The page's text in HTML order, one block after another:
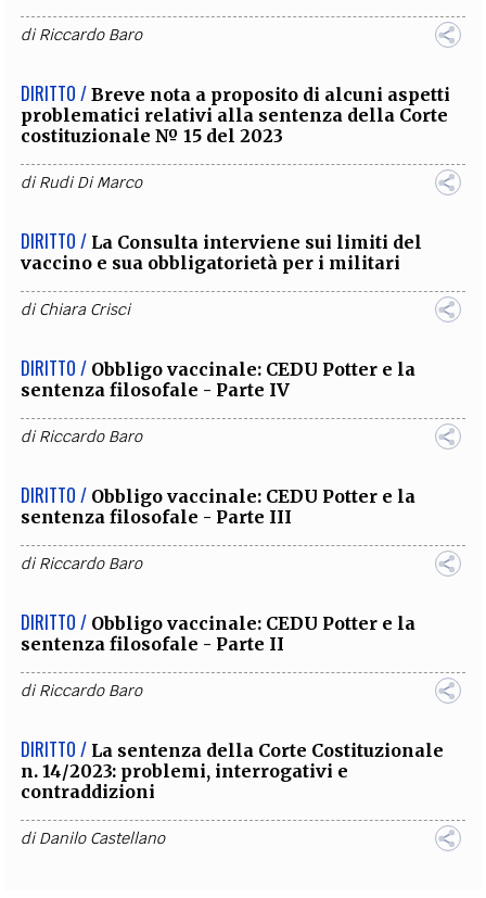
diRiccardo Baro
DIRITTO / Breve nota a proposito di alcuni aspetti
problematici relativi alla sentenza della Corte
costituzionale № 15 del 2023
diRudi Di Marco
DIRITTO / La Consulta interviene sui limiti del
vaccino e sua obbligatorietà per i militari
diChiara Crisci
DIRITTO / Obbligo vaccinale: CEDU Potter e la
sentenza filosofale - Parte IV
diRiccardo Baro
DIRITTO / Obbligo vaccinale: CEDU Potter e la
sentenza filosofale - Parte III
diRiccardo Baro
DIRITTO / Obbligo vaccinale: CEDU Potter e la
sentenza filosofale - Parte II
diRiccardo Baro
DIRITTO / La sentenza della Corte Costituzionale
n. 14/2023: problemi, interrogativi e
contraddizioni
diDanilo Castellano